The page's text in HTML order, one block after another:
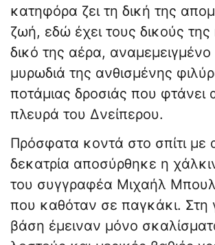
κατηφόρα ζει τη δική της
ζωή, εδώ έχει τους δικούς
δικό της αέρα, αναμεμειγμένο
μυρωδιά της ανθισμένης
ποτάμιας δροσιάς που φτάνει
πλευρά του Δνείπερου.
​Πρόσφατα κοντά στο σπίτι με
δεκατρία αποσύρθηκε η
του συγγραφέα Μιχαήλ
που καθόταν σε παγκάκι. Στη
βάση έμειναν μόνο